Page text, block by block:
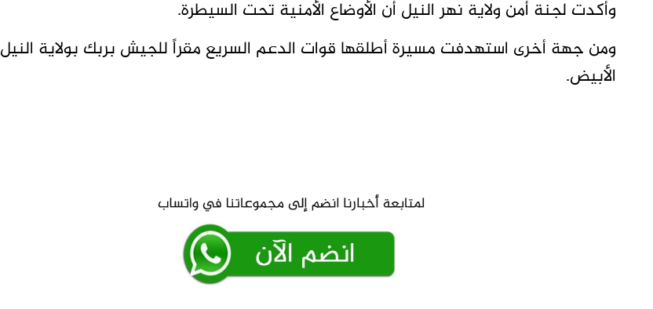
وأكدت لجنة أمن ولاية نهر النيل أن الأوضاع الأمنية تحت السيطرة.
ومن جهة أخرى استهدفت مسيرة أطلقها قوات الدعم السريع مقراً للجيش بربك بولاية النيل
الأبيض.